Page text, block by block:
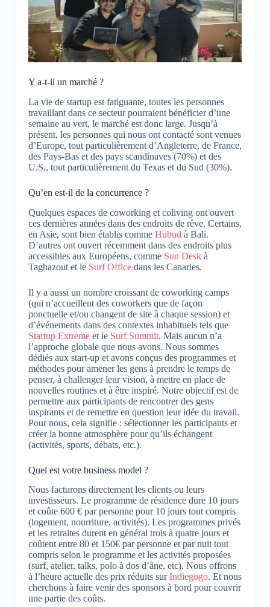
Y a-t-il un marché ?
La vie de startup est fatiguante, toutes les personnes
travaillant dans ce secteur pourraient bénéficier d’une
semaine au vert, le marché est donc large. Jusqu’à
présent, les personnes qui nous ont contacté sont venues
d’Europe, tout particulièrement d’Angleterre, de France,
des Pays-Bas et des pays scandinaves (70%) et des
U.S., tout particulièrement du Texas et du Sud (30%).
Qu’en est-il de la concurrence ?
Quelques espaces de coworking et coliving ont ouvert
ces dernières années dans des endroits de rêve. Certains,
en Asie, sont bien établis comme Hubud à Bali.
D’autres ont ouvert récemment dans des endroits plus
accessibles aux Européens, comme Sun Deskà
Taghazout et le Surf Officedans les Canaries.
Il y a aussi un nombre croissant de coworking camps
(qui n’accueillent des coworkers que de façon
ponctuelle et/ou changent de site à chaque session) et
d’événements dans des contextes inhabituels tels que
Startup Extremeet le Surf Summit. Mais aucun n’a
l’approche globale que nous avons. Nous sommes
dédiés aux start-up et avons conçus des programmes et
méthodes pour amener les gens à prendre le temps de
penser, à challenger leur vision, à mettre en place de
nouvelles routines et à être inspiré. Notre objectif est de
permettre aux participants de rencontrer des gens
inspirants et de remettre en question leur idée du travail.
Pour nous, cela signifie : sélectionner les participants et
créer la bonne atmosphère pour qu’ils échangent
(activités, sports, débats, etc.).
Quel est votre business model ?
Nous facturons directement les clients ou leurs
investisseurs. Le programme de résidence dure 10 jours
et coûte 600 € par personne pour 10 jours tout compris
(logement, nourriture, activités). Les programmes privés
et les retraites durent en général trois à quatre jours et
coûtent entre 80 et 150€ par personne et par nuit tout
compris selon le programme et les activités proposées
(surf, atelier, talks, polo à dos d’âne, etc). Nous offrons
à l’heure actuelle des prix réduits surIndiegogo. Et nous
cherchons à faire venir des sponsors à bord pour couvrir
une partie des coûts.